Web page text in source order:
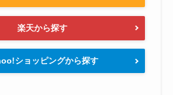
楽天から探す
ショッピングから探す